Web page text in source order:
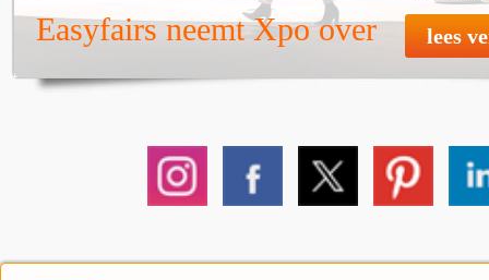
Easyfairs neemt Xpo over lees